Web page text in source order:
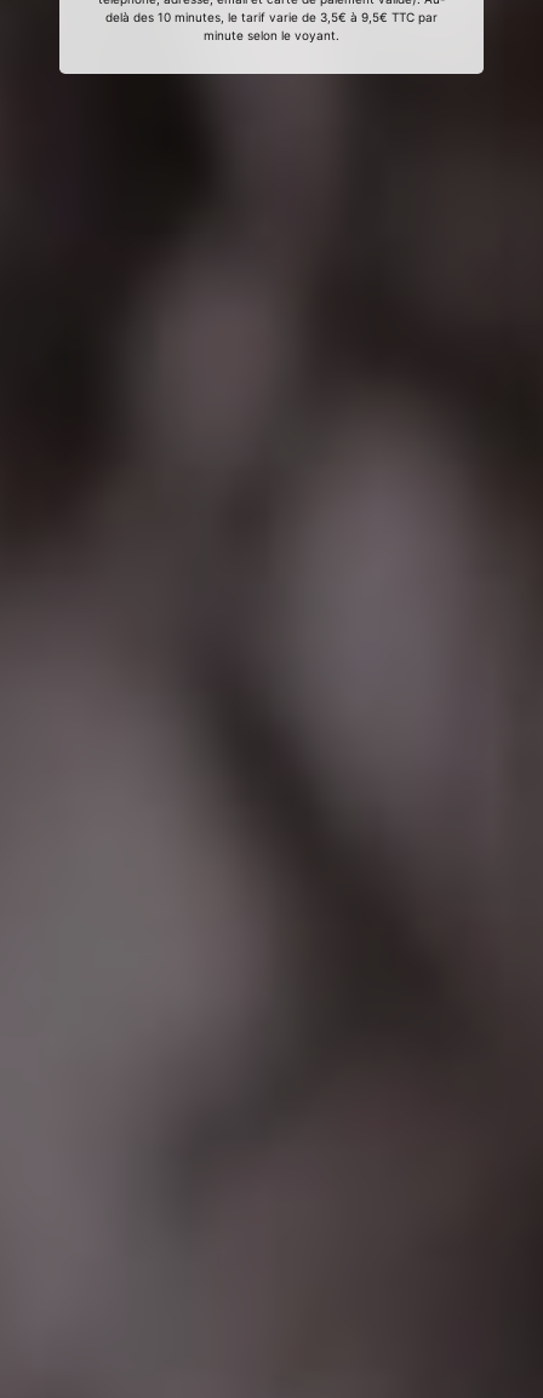
delà des 10 minutes, le tarif varie de 3,5€ à 9,5€ TTC par
minute selon le voyant.